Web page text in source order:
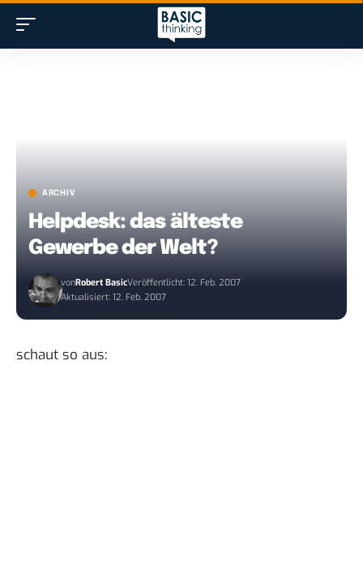
ARCHIV
Helpdesk: das älteste
Gewerbe der Welt?
vonRobert BasicVeröffentlicht: 12. Feb. 2007
Aktualisiert: 12. Feb. 2007
schaut so aus: